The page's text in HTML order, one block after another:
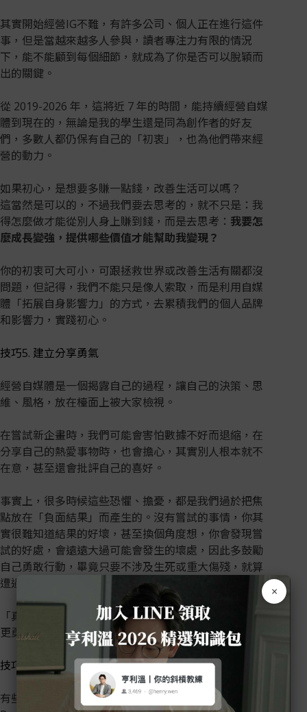
其實開始經營IG不難，有許多公司、個人正在進行這件
事，但是當越來越多人參與，讀者專注力有限的情況
下，能不能顧到每個細節，就成為了你是否可以脫穎而
出的關鍵。
從 2019-2026 年，這將近 7 年的時間，能持續經營自媒
體到現在的，無論是我的學生還是同為創作者的好友
們，多數人都仍保有自己的「初衷」，也為他們帶來經
營的動力。
如果初心，是想要多賺一點錢，改善生活可以嗎？
這當然是可以的，不過我們要去思考的，就不只是：我
得怎麼做才能從別人身上賺到錢，而是去思考： 我要怎
麼成長變強，提供哪些價值才能幫助我變現？
你的初衷可大可小，可跟拯救世界或改善生活有關都沒
問題，但記得，我們不能只是像人索取，而是利用自媒
體「拓展自身影響力」的方式，去累積我們的個人品牌
和影響力，實踐初心。
技巧5. 建立分享勇氣
經營自媒體是一個揭露自己的過程，讓自己的決策、思
維、風格，放在檯面上被大家檢視。
在嘗試新企畫時，我們可能會害怕數據不好而退縮，在
分享自己的熱愛事物時，也會擔心，其實別人根本就不
在意，甚至還會批評自己的喜好。
事實上，很多時候這些恐懼、擔憂，都是我們過於把焦
點放在「負面結果」而產生的。沒有嘗試的事情，你其
實很難知道結果的好壞，甚至換個角度想，你會發現嘗
試的好處，會遠遠大過可能會發生的壞處，因此多鼓勵
自己勇敢行動，畢竟只要不涉及生死或重大傷殘，就算
遭遇挫折，吃飽睡好後隔天又還是美好的一天，對吧？
「真正的強大不是從不跌倒，而是跌倒後還能跑得更快
更勇。」
技巧6. 展現個人品牌
有些人遲遲不敢開始經營自媒體，或是經營IG、
×